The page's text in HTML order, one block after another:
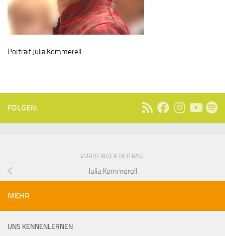
Portrait Julia Kommerell
FOLGEN:
VORHERIGER BEITRAG
Julia Kommerell
MEHR
UNS KENNENLERNEN